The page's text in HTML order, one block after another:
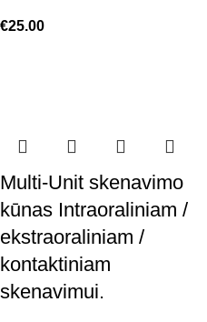
€25.00
Multi-Unit skenavimo
kūnas Intraoraliniam /
ekstraoraliniam /
kontaktiniam
skenavimui.